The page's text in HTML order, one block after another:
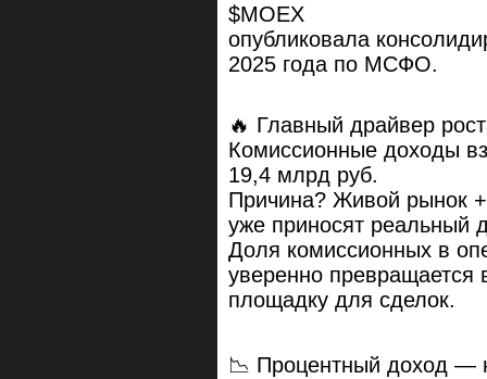
$MOEX
опубликовала
2025 года по МСФО.
🔥 Главный драйвер
Комиссионные доходы
19,4 млрд руб.
Причина? Живой рынок
уже приносят реальный
Доля комиссионных в
уверенно превращается
площадку для сделок.
📉 Процентный доход —